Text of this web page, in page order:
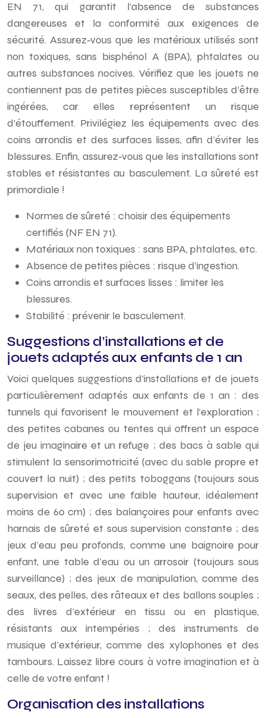
EN 71, qui garantit l’absence de substances
dangereuses et la conformité aux exigences de
sécurité. Assurez-vous que les matériaux utilisés sont
non toxiques, sans bisphénol A (BPA), phtalates ou
autres substances nocives. Vérifiez que les jouets ne
contiennent pas de petites pièces susceptibles d’être
ingérées, car elles représentent un risque
d’étouffement. Privilégiez les équipements avec des
coins arrondis et des surfaces lisses, afin d’éviter les
blessures. Enfin, assurez-vous que les installations sont
stables et résistantes au basculement. La sûreté est
primordiale !
Normes de sûreté : choisir des équipements
certifiés (NF EN 71).
Matériaux non toxiques : sans BPA, phtalates, etc.
Absence de petites pièces : risque d’ingestion.
Coins arrondis et surfaces lisses : limiter les
blessures.
Stabilité : prévenir le basculement.
Suggestions d’installations et de
jouets adaptés aux enfants de 1 an
Voici quelques suggestions d’installations et de jouets
particulièrement adaptés aux enfants de 1 an : des
tunnels qui favorisent le mouvement et l’exploration ;
des petites cabanes ou tentes qui offrent un espace
de jeu imaginaire et un refuge ; des bacs à sable qui
stimulent la sensorimotricité (avec du sable propre et
couvert la nuit) ; des petits toboggans (toujours sous
supervision et avec une faible hauteur, idéalement
moins de 60 cm) ; des balançoires pour enfants avec
harnais de sûreté et sous supervision constante ; des
jeux d’eau peu profonds, comme une baignoire pour
enfant, une table d’eau ou un arrosoir (toujours sous
surveillance) ; des jeux de manipulation, comme des
seaux, des pelles, des râteaux et des ballons souples ;
des livres d’extérieur en tissu ou en plastique,
résistants aux intempéries ; des instruments de
musique d’extérieur, comme des xylophones et des
tambours. Laissez libre cours à votre imagination et à
celle de votre enfant !
Organisation des installations